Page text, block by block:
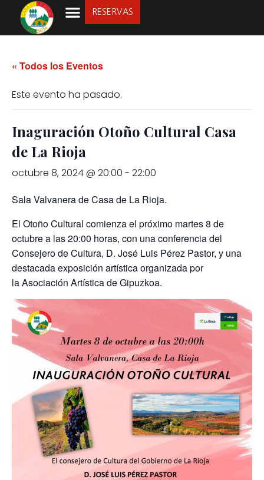
RESERVAS
« Todos los Eventos
Este evento ha pasado.
Inaguración Otoño Cultural Casa
de La Rioja
octubre 8, 2024 @ 20:00 - 22:00
Sala Valvanerade Casa de La Rioja.
El Otoño Cultural comienza el próximo martes 8 de
octubre a las 20:00 horas, con una conferencia del
Consejero de Cultura, D. José Luis Pérez Pastor, y una
destacada exposición artística organizada por
laAsociación Artística de Gipuzkoa.